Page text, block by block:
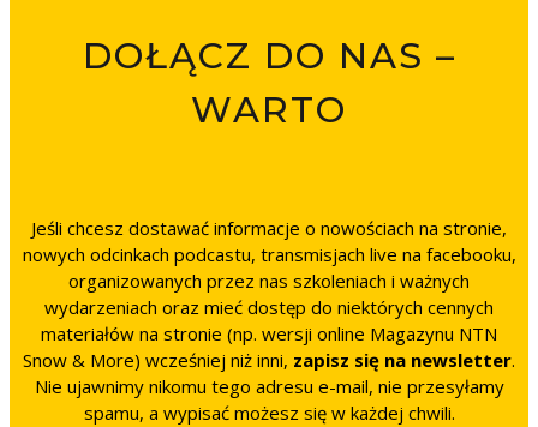
DOŁĄCZ DO NAS –
WARTO
Jeśli chcesz dostawać informacje o nowościach na stronie,
nowych odcinkach podcastu, transmisjach live na facebooku,
organizowanych przez nas szkoleniach i ważnych
wydarzeniach oraz mieć dostęp do niektórych cennych
materiałów na stronie (np. wersji online Magazynu NTN
Snow & More) wcześniej niż inni, zapisz się na newsletter.
Nie ujawnimy nikomu tego adresu e-mail, nie przesyłamy
spamu, a wypisać możesz się w każdej chwili.